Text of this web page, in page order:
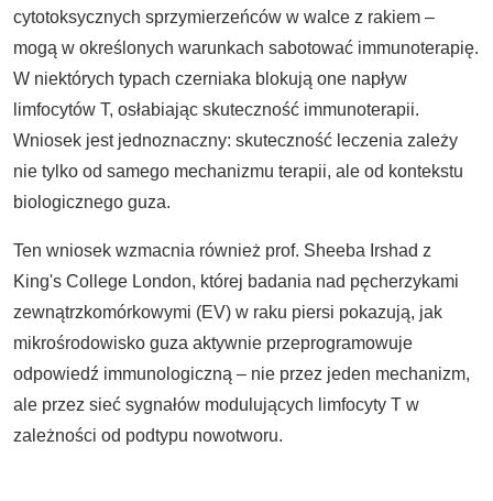
cytotoksycznych sprzymierzeńców w walce z rakiem –
mogą w określonych warunkach sabotować immunoterapię.
W niektórych typach czerniaka blokują one napływ
limfocytów T, osłabiając skuteczność immunoterapii.
Wniosek jest jednoznaczny: skuteczność leczenia zależy
nie tylko od samego mechanizmu terapii, ale od kontekstu
biologicznego guza.
Ten wniosek wzmacnia również prof. Sheeba Irshad z
King's College London, której badania nad pęcherzykami
zewnątrzkomórkowymi (EV) w raku piersi pokazują, jak
mikrośrodowisko guza aktywnie przeprogramowuje
odpowiedź immunologiczną – nie przez jeden mechanizm,
ale przez sieć sygnałów modulujących limfocyty T w
zależności od podtypu nowotworu.